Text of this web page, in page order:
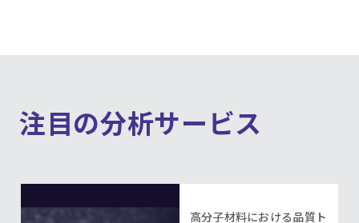
注目の分析サービス
高分子材料における品質ト